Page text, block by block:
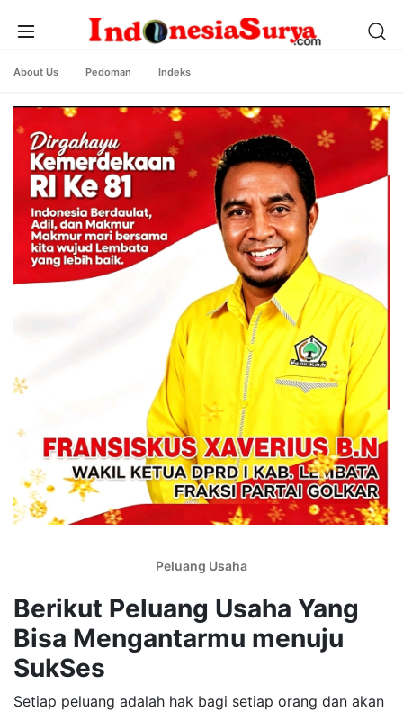
About Us Pedoman Indeks
Peluang Usaha
Berikut Peluang Usaha Yang
Bisa Mengantarmu menuju
SukSes
Setiap peluang adalah hak bagi setiap orang dan akan